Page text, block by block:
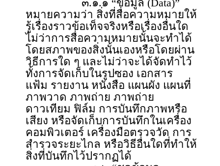
๓.๑.๑ “ข้อมูล (Data)”
หมายความว่า สิ่งที่สื่อความหมายให้
รู้เรื่องราวข้อเท็จจริงหรือเรื่องอื่นใด
ไม่ว่าการสื่อความหมายนั้นจะทำได้
โดยสภาพของสิ่งนั้นเองหรือโดยผ่าน
วิธีการใด ๆ และไม่ว่าจะได้จัดทำไว้
ทั้งการจัดเก็บในรูปซอง เอกสาร
แฟ้ม รายงาน หนังสือ แผนผัง แผนที่
ภาพวาด ภาพถ่าย ภาพถ่าย
ดาวเทียม ฟิล์ม การบันทึกภาพหรือ
เสียง หรือจัดเก็บการบันทึกในเครื่อง
คอมพิวเตอร์ เครื่องมือตรวจวัด การ
สำรวจระยะไกล หรือวิธีอื่นใดที่ทำให้
สิ่งที่บันทึกไว้ปรากฏได้